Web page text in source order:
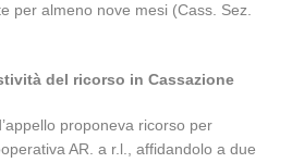
per almeno nove mesi (Cass. Sez.
del ricorso in Cassazione
proponeva ricorso per
AR. a r.l., affidandolo a due